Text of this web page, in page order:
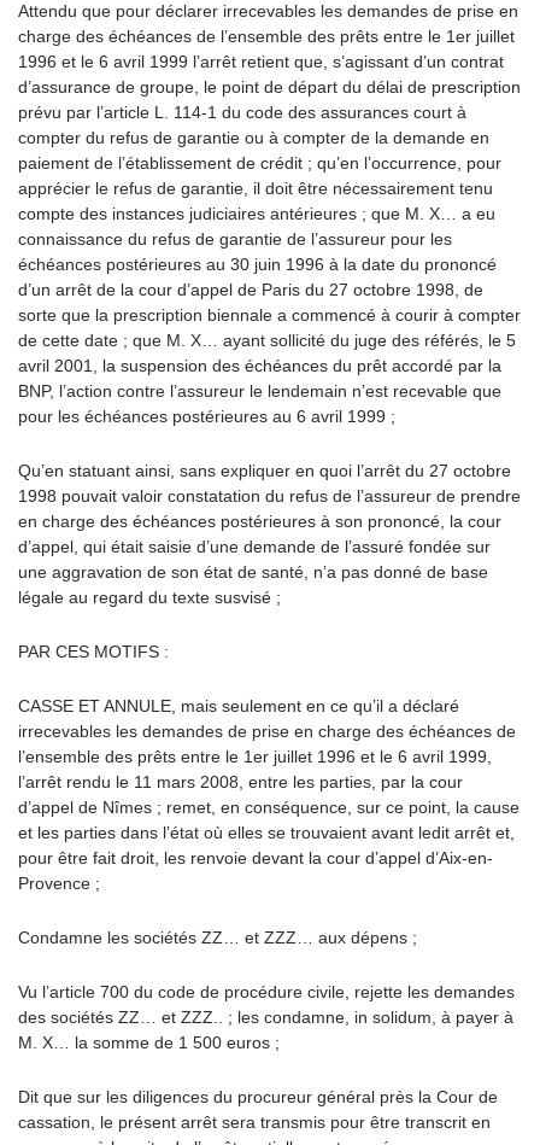
Attendu que pour déclarer irrecevables les demandes de prise en
charge des échéances de l’ensemble des prêts entre le 1er juillet
1996 et le 6 avril 1999 l’arrêt retient que, s’agissant d’un contrat
d’assurance de groupe, le point de départ du délai de prescription
prévu par l’article L. 114-1 du code des assurances court à
compter du refus de garantie ou à compter de la demande en
paiement de l’établissement de crédit ; qu’en l’occurrence, pour
apprécier le refus de garantie, il doit être nécessairement tenu
compte des instances judiciaires antérieures ; que M. X… a eu
connaissance du refus de garantie de l’assureur pour les
échéances postérieures au 30 juin 1996 à la date du prononcé
d’un arrêt de la cour d’appel de Paris du 27 octobre 1998, de
sorte que la prescription biennale a commencé à courir à compter
de cette date ; que M. X… ayant sollicité du juge des référés, le 5
avril 2001, la suspension des échéances du prêt accordé par la
BNP, l’action contre l’assureur le lendemain n’est recevable que
pour les échéances postérieures au 6 avril 1999 ;
Qu’en statuant ainsi, sans expliquer en quoi l’arrêt du 27 octobre
1998 pouvait valoir constatation du refus de l’assureur de prendre
en charge des échéances postérieures à son prononcé, la cour
d’appel, qui était saisie d’une demande de l’assuré fondée sur
une aggravation de son état de santé, n’a pas donné de base
légale au regard du texte susvisé ;
PAR CES MOTIFS :
CASSE ET ANNULE, mais seulement en ce qu’il a déclaré
irrecevables les demandes de prise en charge des échéances de
l’ensemble des prêts entre le 1er juillet 1996 et le 6 avril 1999,
l’arrêt rendu le 11 mars 2008, entre les parties, par la cour
d’appel de Nîmes ; remet, en conséquence, sur ce point, la cause
et les parties dans l’état où elles se trouvaient avant ledit arrêt et,
pour être fait droit, les renvoie devant la cour d’appel d’Aix-en-
Provence ;
Condamne les sociétés ZZ… et ZZZ… aux dépens ;
Vu l’article 700 du code de procédure civile, rejette les demandes
des sociétés ZZ… et ZZZ.. ; les condamne, in solidum, à payer à
M. X… la somme de 1 500 euros ;
Dit que sur les diligences du procureur général près la Cour de
cassation, le présent arrêt sera transmis pour être transcrit en